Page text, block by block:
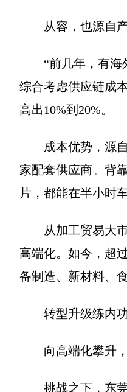
从容，也源自产
“前几年，有海外
综合考虑供应链成
高出10%到20%。
成本优势，源自
家配套供应商。背
片，都能在半小时
从加工贸易大市
高端化。如今，超
备制造、新材料、
转型升级练内
向高端化攀升，
挑战之下，东莞